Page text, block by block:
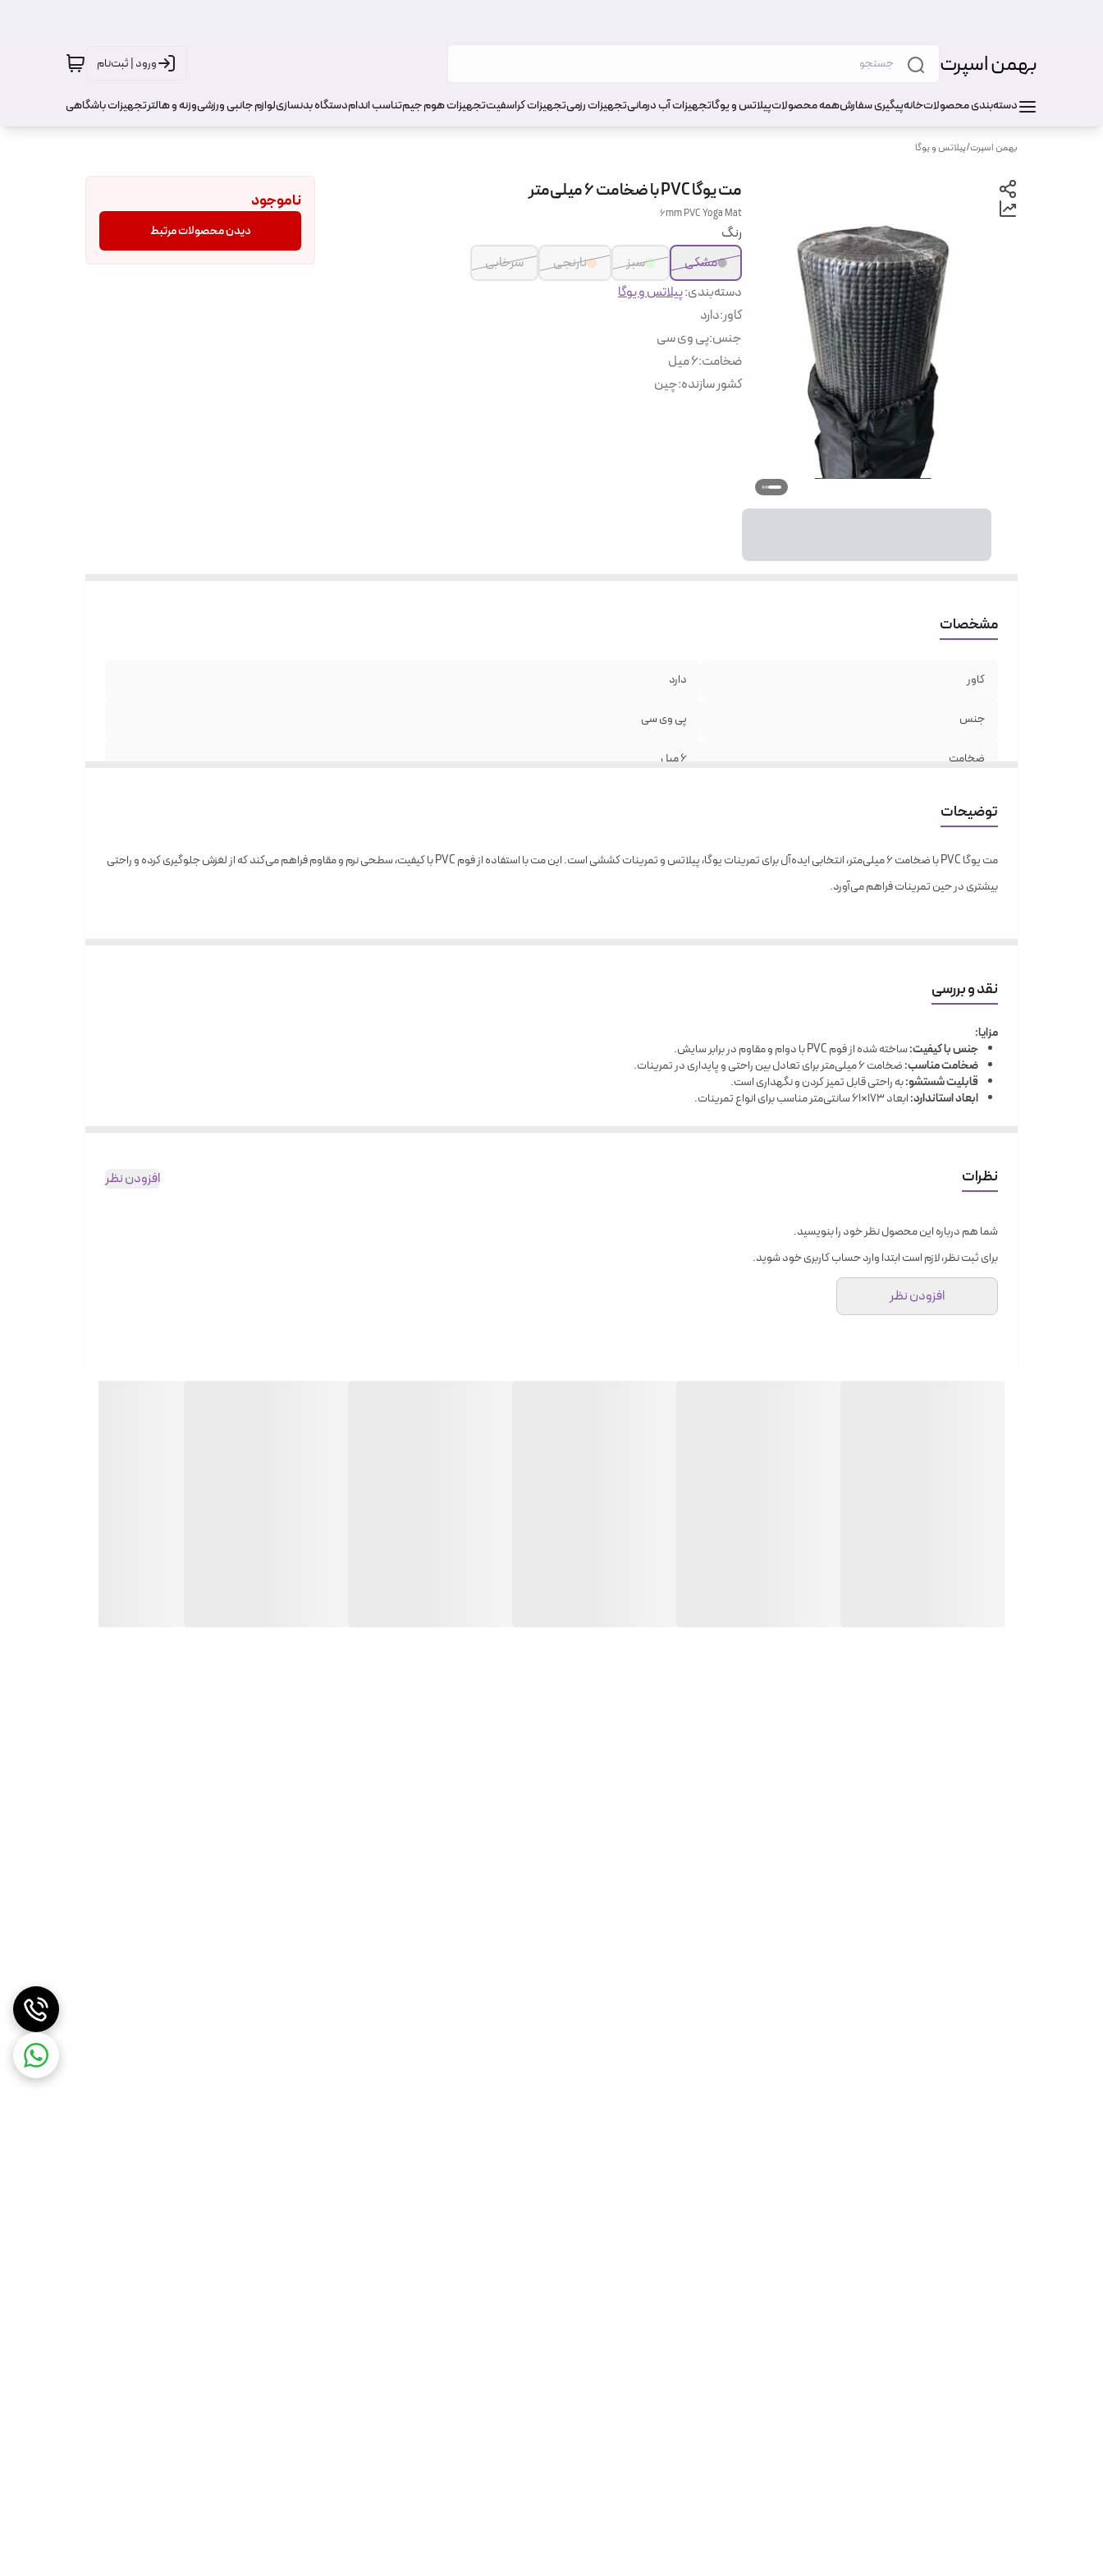
بهمن اسپرت ورود | ثبت‌نام
دسته‌بندی محصولاتخانهپیگیری سفارشهمه محصولاتپیلاتس و یوگاتجهیزات آب درمانیتجهیزات رزمیتجهیزات کراسفیتتجهیزات هوم جیمتناسب اندامدستگاه بدنسازیلوازم جانبی ورزشیوزنه و هالترتجهیزات باشگاهی
بهمن اسپرت/پیلاتس و یوگا
مت یوگا PVC با ضخامت 6 میلی‌متر
6mm PVC Yoga Mat
رنگ
مشکی
سبز نارنجی
سرخابی
دسته‌بندی:پیلاتس و یوگا
کاور:دارد
جنس:پی وی سی
ضخامت:6 میل
کشور سازنده:چین
ناموجود
دیدن محصولات مرتبط
مشخصات
کاور دارد
جنس پی وی سی
ضخامت 6 میل
توضیحات
مت یوگا PVC با ضخامت 6 میلی‌متر، انتخابی ایده‌آل برای تمرینات یوگا، پیلاتس و تمرینات کششی است. این مت با استفاده از فوم PVC با کیفیت، سطحی نرم و مقاوم فراهم می‌کند که از لغزش جلوگیری کرده و راحتی
بیشتری در حین تمرینات فراهم می‌آورد.
نقد و بررسی
مزایا:
جنس با کیفیت:ساخته شده از فوم PVC با دوام و مقاوم در برابر سایش.
ضخامت مناسب:ضخامت 6 میلی‌متر برای تعادل بین راحتی و پایداری در تمرینات.
قابلیت شستشو:به راحتی قابل تمیز کردن و نگهداری است.
ابعاد استاندارد:ابعاد 173×61 سانتی‌متر مناسب برای انواع تمرینات.
نظرات افزودن نظر
شما هم درباره این محصول نظر خود را بنویسید.
برای ثبت نظر، لازم است ابتدا وارد حساب کاربری خود شوید.
افزودن نظر